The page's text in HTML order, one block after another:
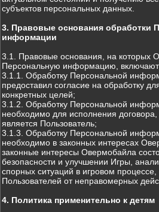
субъектов персональных данных.
3. Правовые основания обработки
информации
3.1. Правовые основания, на которых
Персональную информацию,
3.1.1. Обработку Персональной
предоставил согласие на обработку
конкретных целей;
3.1.2. Обработку Персональной
необходимо для исполнения договора,
является Пользователь;
3.1.3. Обработку Персональной
необходимо в законных интересах
законные интересы Овермобайла
безопасности и улучшении Игры,
спорных ситуаций в игровом
Пользователей от неправомерных
4. Политика применительно к детям